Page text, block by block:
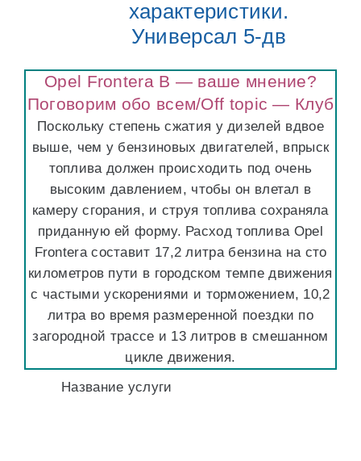
характеристики.
Универсал 5-дв
Opel Frontera B — ваше мнение?
Поговорим обо всем/Off topic — Клуб
Поскольку степень сжатия у дизелей вдвое
выше, чем у бензиновых двигателей, впрыск
топлива должен происходить под очень
высоким давлением, чтобы он влетал в
камеру сгорания, и струя топлива сохраняла
приданную ей форму. Расход топлива Opel
Frontera составит 17,2 литра бензина на сто
километров пути в городском темпе движения
с частыми ускорениями и торможением, 10,2
литра во время размеренной поездки по
загородной трассе и 13 литров в смешанном
цикле движения.
Название услуги